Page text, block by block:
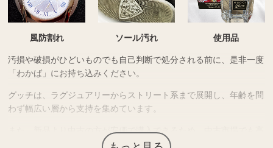
風防割れ ソール汚れ 使用品
汚損や破損がひどいものでも自己判断で処分される前に、是非一度
「わかば」にお持ち込みください。
グッチは、ラグジュアリーからストリート系まで展開し、年齢を問
わず幅広い層から支持を集めています。
また、新品より中古の方が安価で購入できるため、中古市場でも高